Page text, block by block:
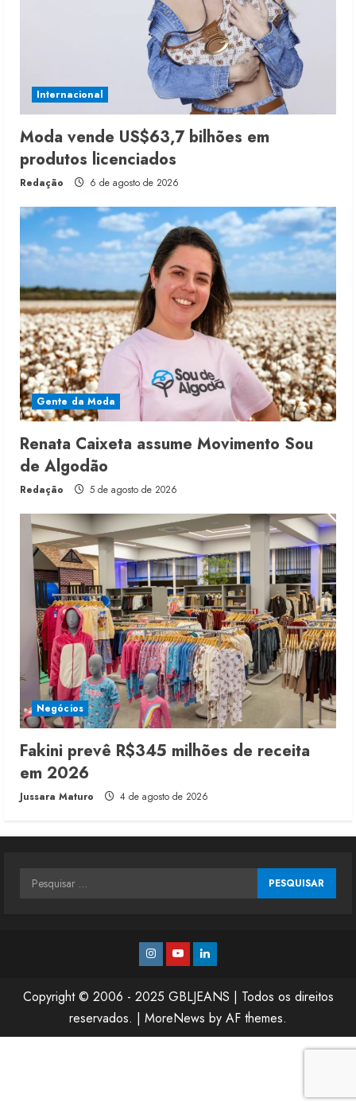
Internacional
Moda vende US$63,7 bilhões em
produtos licenciados
Redação 6 de agosto de 2026
Gente da Moda
Renata Caixeta assume Movimento Sou
de Algodão
Redação 5 de agosto de 2026
Negócios
Fakini prevê R$345 milhões de receita
em 2026
Jussara Maturo 4 de agosto de 2026
Pesquisar
Instagram
YoutubeLinkedin
Copyright © 2006 - 2025 GBLJEANS | Todos os direitos
reservados. | MoreNews by AF themes.